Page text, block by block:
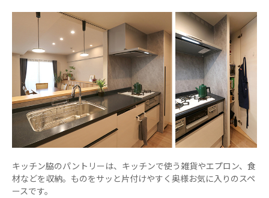
キッチン脇のパントリーは、キッチンで使う雑貨やエプロン、食
材などを収納。ものをサッと片付けやすく奥様お気に入りのスペ
ースです。